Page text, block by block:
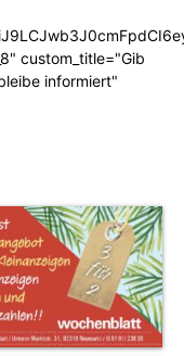
custom_title="Gib
informiert"